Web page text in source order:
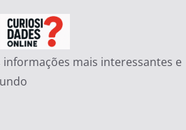
mais interessantes e